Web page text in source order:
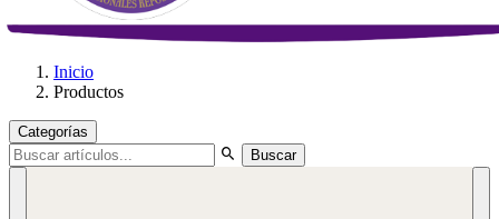
Inicio
Productos
Categorías
Buscar